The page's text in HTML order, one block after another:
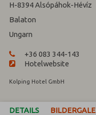
H-8394Alsópáhok-Hévíz
Balaton
Ungarn
+36 083 344-143
Hotelwebsite
Kolping Hotel GmbH
DETAILS